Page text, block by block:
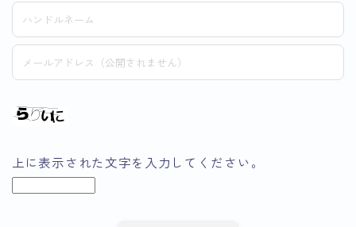
上に表示された文字を入力してください。